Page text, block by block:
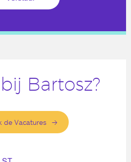
Bartosz?
de Vacatures